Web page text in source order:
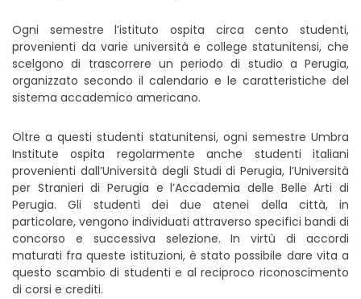
Ogni semestre l’istituto ospita circa cento studenti,
provenienti da varie università e college statunitensi, che
scelgono di trascorrere un periodo di studio a Perugia,
organizzato secondo il calendario e le caratteristiche del
sistema accademico americano.
Oltre a questi studenti statunitensi, ogni semestre Umbra
Institute ospita regolarmente anche studenti italiani
provenienti dall’Università degli Studi di Perugia, l’Università
per Stranieri di Perugia e l’Accademia delle Belle Arti di
Perugia. Gli studenti dei due atenei della città, in
particolare, vengono individuati attraverso specifici bandi di
concorso e successiva selezione. In virtù di accordi
maturati fra queste istituzioni, è stato possibile dare vita a
questo scambio di studenti e al reciproco riconoscimento
di corsi e crediti.